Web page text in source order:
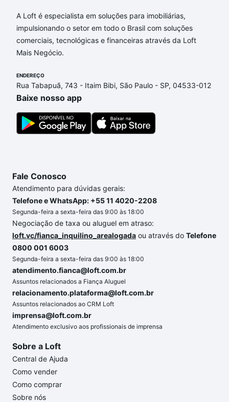
Aqui na Loft temos a oferta ideal para você, com
Apartamentos à venda em Condomínio Chácaras do
Alto da Nova Campinas, Campinas, SP que custam a
partir de R$ 0 e com nossas opções de
adequar ao seu orçamento. Se ainda tem alguma
dúvida dos custos envolvidos no processo de
compra, veja em nosso portal
um apartamento e conte com a gente para comprar
o imóvel dos seus sonhos com segurança e
A Loft é especialista em soluções para imobiliárias,
impulsionando o setor em todo o Brasil com soluções
comerciais, tecnológicas e financeiras através da Loft
Mais Negócio.
ENDEREÇO
Rua Tabapuã, 743 - Itaim Bibi, São Paulo - SP, 04533-012
Baixe nosso app
Fale Conosco
Atendimento para dúvidas gerais:
Telefone e WhatsApp: +55 11 4020-2208
Segunda-feira a sexta-feira das 9:00 às 18:00
Negociação de taxa ou aluguel em atraso:
loft.vc/fianca_inquilino_arealogada ou através do Telefone
0800 001 6003
Segunda-feira a sexta-feira das 9:00 às 18:00
atendimento.fianca@loft.com.br
Assuntos relacionados a Fiança Aluguel
relacionamento.plataforma@loft.com.br
Assuntos relacionados ao CRM Loft
imprensa@loft.com.br
Atendimento exclusivo aos profissionais de imprensa
Sobre a Loft
Central de Ajuda
Como vender
Como comprar
Sobre nós